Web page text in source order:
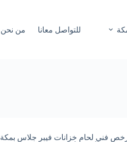
للتواصل معانا من نحن
فني لحام خزانات فيبر جلاس بمكة